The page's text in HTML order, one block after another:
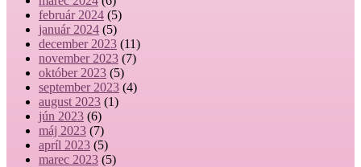
február 2024 (5)
január 2024 (5)
december 2023 (11)
november 2023 (7)
október 2023 (5)
september 2023 (4)
august 2023 (1)
jún 2023 (6)
máj 2023 (7)
apríl 2023 (5)
marec 2023 (5)